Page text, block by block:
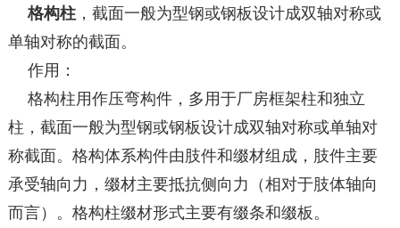
格构柱 ，截面一般为型钢或钢板设计成双轴对称或
单轴对称的截面。
作用：
格构柱用作压弯构件，多用于厂房框架柱和独立
柱，截面一般为型钢或钢板设计成双轴对称或单轴对
称截面。格构体系构件由肢件和缀材组成，肢件主要
承受轴向力，缀材主要抵抗侧向力（相对于肢体轴向
而言）。格构柱缀材形式主要有缀条和缀板。